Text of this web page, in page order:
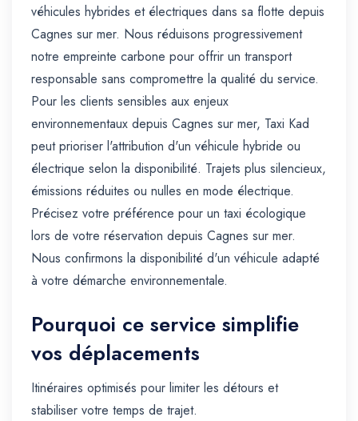
véhicules hybrides et électriques dans sa flotte depuis
Cagnes sur mer. Nous réduisons progressivement
notre empreinte carbone pour offrir un transport
responsable sans compromettre la qualité du service.
Pour les clients sensibles aux enjeux
environnementaux depuis Cagnes sur mer, Taxi Kad
peut prioriser l'attribution d'un véhicule hybride ou
électrique selon la disponibilité. Trajets plus silencieux,
émissions réduites ou nulles en mode électrique.
Précisez votre préférence pour un taxi écologique
lors de votre réservation depuis Cagnes sur mer.
Nous confirmons la disponibilité d'un véhicule adapté
à votre démarche environnementale.
Pourquoi ce service simplifie
vos déplacements
Itinéraires optimisés pour limiter les détours et
stabiliser votre temps de trajet.